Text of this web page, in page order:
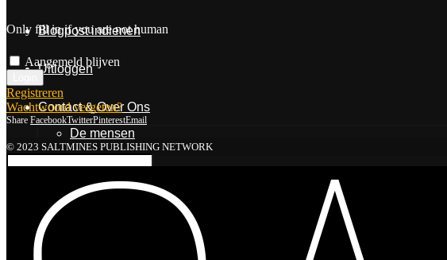
Blogpost indienen
Uitloggen
Contact & Over Ons
De mensen
Only fill in if you are not human
Aangemeld blijven
Registreren
Wachtwoord vergeten?
Share FacebookTwitterPinterestEmail
© 2023 SALTMINES PUBLISHING NETWORK